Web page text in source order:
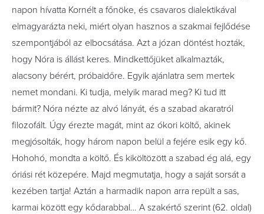
napon hívatta Kornélt a főnöke, és csavaros dialektikával
elmagyarázta neki, miért olyan hasznos a szakmai fejlődése
szempontjából az elbocsátása. Azt a józan döntést hozták,
hogy Nóra is állást keres. Mindkettőjüket alkalmazták,
alacsony bérért, próbaidőre. Egyik ajánlatra sem mertek
nemet mondani. Ki tudja, melyik marad meg? Ki tud itt
bármit? Nóra nézte az alvó lányát, és a szabad akaratról
filozofált. Úgy érezte magát, mint az ókori költő, akinek
megjósolták, hogy három napon belül a fejére esik egy kő.
Hohohó, mondta a költő. És kiköltözött a szabad ég alá, egy
óriási rét közepére. Majd megmutatja, hogy a saját sorsát a
kezében tartja! Aztán a harmadik napon arra repült a sas,
karmai között egy kődarabbal… A szakértő szerint (62. oldal)